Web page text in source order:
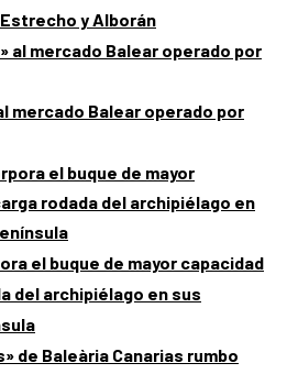
y Alborán
mercado Balear operado por
el buque de mayor capacidad
del archipiélago en sus